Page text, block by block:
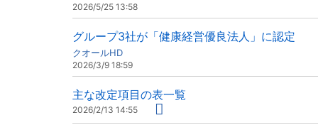
2026/5/25 13:58
グループ3社が「健康経営優良法人」に認定
クオールHD
2026/3/9 18:59
主な改定項目の表一覧
2026/2/13 14:55